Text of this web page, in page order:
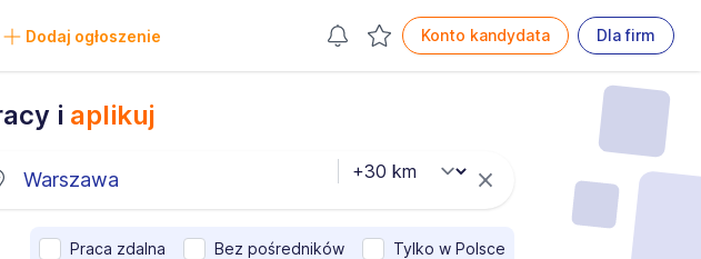
Dodaj ogłoszenie Konto kandydata Dla firm
i aplikuj
Praca zdalna Bez pośredników Tylko w Polsce